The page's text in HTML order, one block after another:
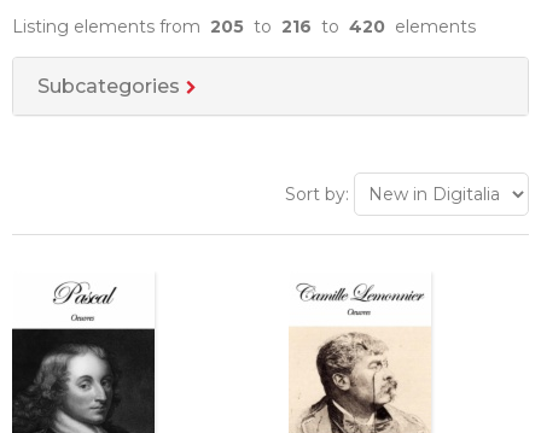
Listing elements from 205 to 216 to 420 elements
Subcategories
Sort by: